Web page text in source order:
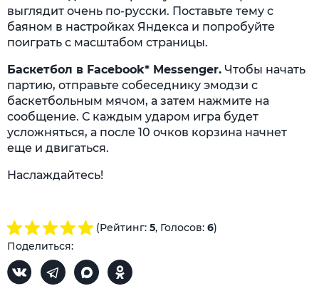
выглядит очень по-русски. Поставьте тему с
баяном в настройках Яндекса и попробуйте
поиграть с масштабом страницы.
Баскетбол в Facebook* Messenger. Чтобы начать
партию, отправьте собеседнику эмодзи с
баскетбольным мячом, а затем нажмите на
сообщение. С каждым ударом игра будет
усложняться, а после 10 очков корзина начнет
еще и двигаться.
Наслаждайтесь!
(Рейтинг: 5, Голосов: 6)
Поделиться: